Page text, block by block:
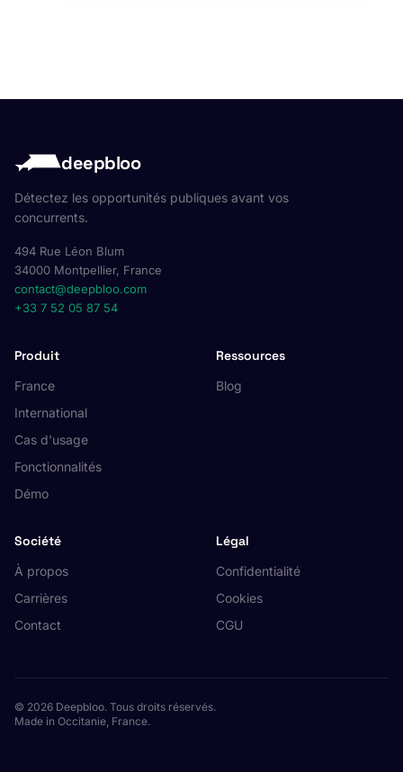
deepbloo
Détectez les opportunités publiques avant vos
concurrents.
494 Rue Léon Blum
34000 Montpellier, France
contact@deepbloo.com
+33 7 52 05 87 54
Produit
France
International
Cas d'usage
Fonctionnalités
Démo
Ressources
Blog
Société
À propos
Carrières
Contact
Légal
Confidentialité
Cookies
CGU
© 2026 Deepbloo. Tous droits réservés.
Made in Occitanie, France.